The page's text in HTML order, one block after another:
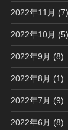
2022年11月 (7)
2022年10月 (5)
2022年9月 (8)
2022年8月 (1)
2022年7月 (9)
2022年6月 (8)